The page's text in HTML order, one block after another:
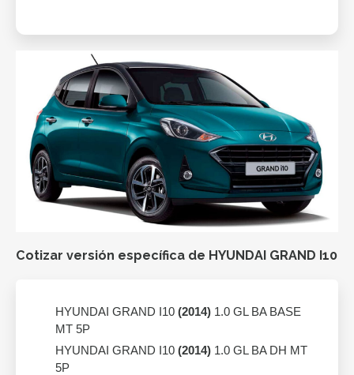
Cotizar versión específica de HYUNDAI GRAND I10
HYUNDAI GRAND I10 (2014) 1.0 GL BA BASE
MT 5P
HYUNDAI GRAND I10 (2014) 1.0 GL BA DH MT
5P